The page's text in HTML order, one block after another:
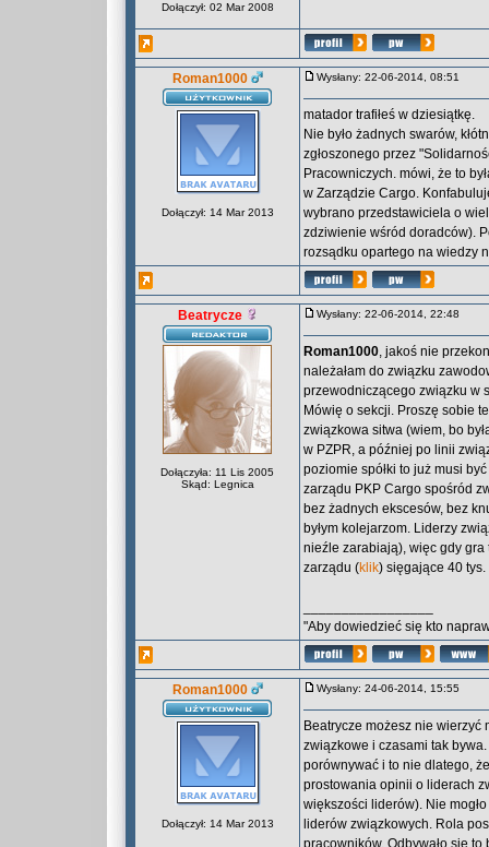
Dołączył: 02 Mar 2008
Roman1000
Dołączył: 14 Mar 2013
Wysłany: 22-06-2014, 08:51
matador trafiłeś w dziesiątkę.
Nie było żadnych swarów,
zgłoszonego przez
Pracowniczych. mówi, że to
w Zarządzie Cargo.
wybrano przedstawiciela o
zdziwienie wśród doradców).
rozsądku opartego na wiedzy
Beatrycze
Dołączyła: 11 Lis 2005
Skąd: Legnica
Wysłany: 22-06-2014, 22:48
Roman1000, jakoś nie
należałam do związku
przewodniczącego związku w
Mówię o sekcji. Proszę sobie
związkowa sitwa (wiem, bo
w PZPR, a później po linii
poziomie spółki to już musi
zarządu PKP Cargo spośród
bez żadnych ekscesów, bez
byłym kolejarzom. Liderzy
nieźle zarabiają), więc gdy gra
zarządu (klik) sięgające 40
"Aby dowiedzieć się kto
Roman1000
Dołączył: 14 Mar 2013
Wysłany: 24-06-2014, 15:55
Beatrycze możesz nie wierzyć
związkowe i czasami tak
porównywać i to nie dlatego,
prostowania opinii o liderach
większości liderów). Nie
liderów związkowych. Rola
pracowników. Odbywało się